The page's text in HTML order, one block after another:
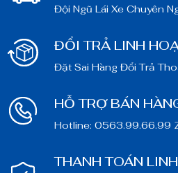
Đội Ngũ Lái Xe Chuyên
ĐỔI TRẢ LINH
Đặt Sai Hàng Đổi Trả
HỖ TRỢ BÁN
Hotline: 0563.99.66.99
THANH TOÁN